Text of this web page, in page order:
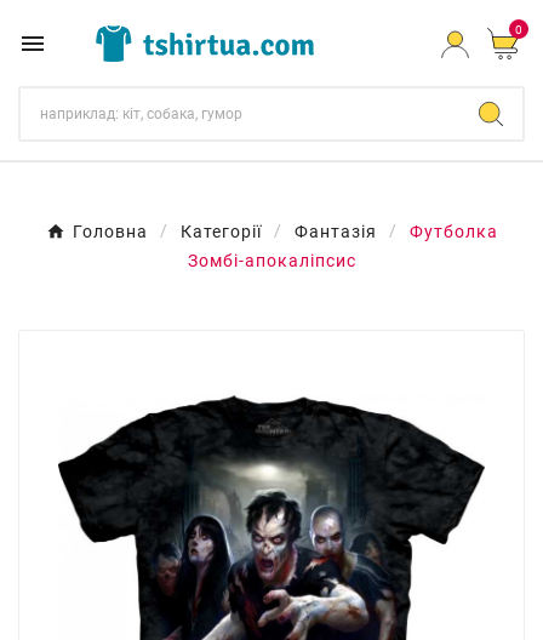
 0
Головна Категорії Фантазія
Футболка
Зомбі-апокаліпсис